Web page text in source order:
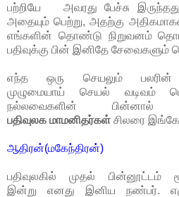
பற்றியே அவரது பேச்சு
அதையும் பெற்று, அதற்கு
எங்களின் தொண்டு நிறுவனம்
பதிவுக்கு பின் இனிதே சேவைகளும்
எந்த ஒரு செயலும் பலரின்
முழுமையாய் செயல் வடிவம்
நல்லவைகளின் பின்னால்
பதிவுலக மாமனிதர்கள் சிலரை இங்கே
ஆதிரன்(மகேந்திரன்)
பதிவுலகில் முதல்
இன்று எனது இனிய நண்பர்.